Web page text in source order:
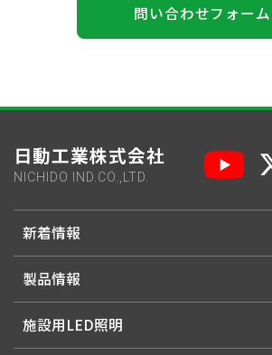
問い合わせフォーム
日動工業株式会社
NICHIDO IND.CO.,LTD.
新着情報
製品情報
施設用LED照明